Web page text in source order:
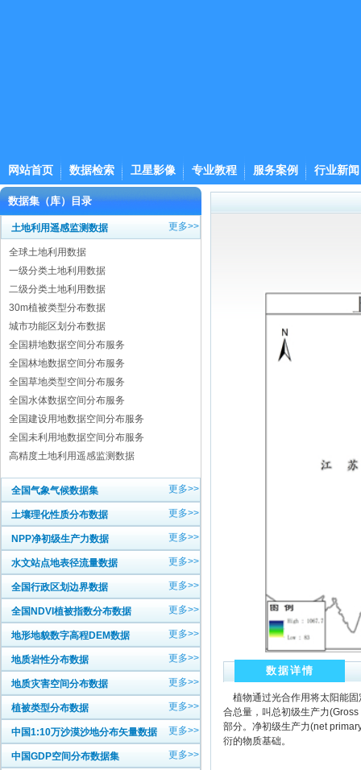
网站首页 数据检索 卫星影像 专业教程 服务案例 行业新闻
数据集（库）目录
土地利用遥感监测数据 更多>>
全球土地利用数据
一级分类土地利用数据
二级分类土地利用数据
30m植被类型分布数据
城市功能区划分布数据
全国耕地数据空间分布服务
全国林地数据空间分布服务
全国草地类型空间分布服务
全国水体数据空间分布服务
全国建设用地数据空间分布服务
全国未利用地数据空间分布服务
高精度土地利用遥感监测数据
全国气象气候数据集 更多>>
土壤理化性质分布数据 更多>>
NPP净初级生产力数据 更多>>
水文站点地表径流量数据 更多>>
全国行政区划边界数据 更多>>
全国NDVI植被指数分布数据 更多>>
地形地貌数字高程DEM数据 更多>>
地质岩性分布数据 更多>>
地质灾害空间分布数据 更多>>
植被类型分布数据 更多>>
中国1:10万沙漠沙地分布矢量数据 更多>>
中国GDP空间分布数据集 更多>>
数据详情
植物通过光合作用将太阳能固
合总量，叫总初级生产力
部分。净初级生产力(net
衍的物质基础。